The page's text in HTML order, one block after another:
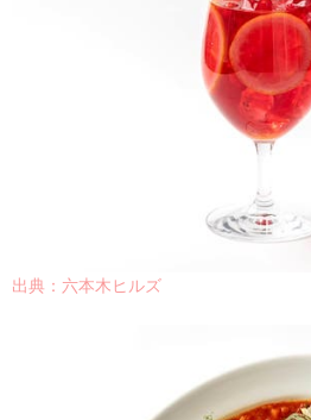
出典：六本木ヒルズ